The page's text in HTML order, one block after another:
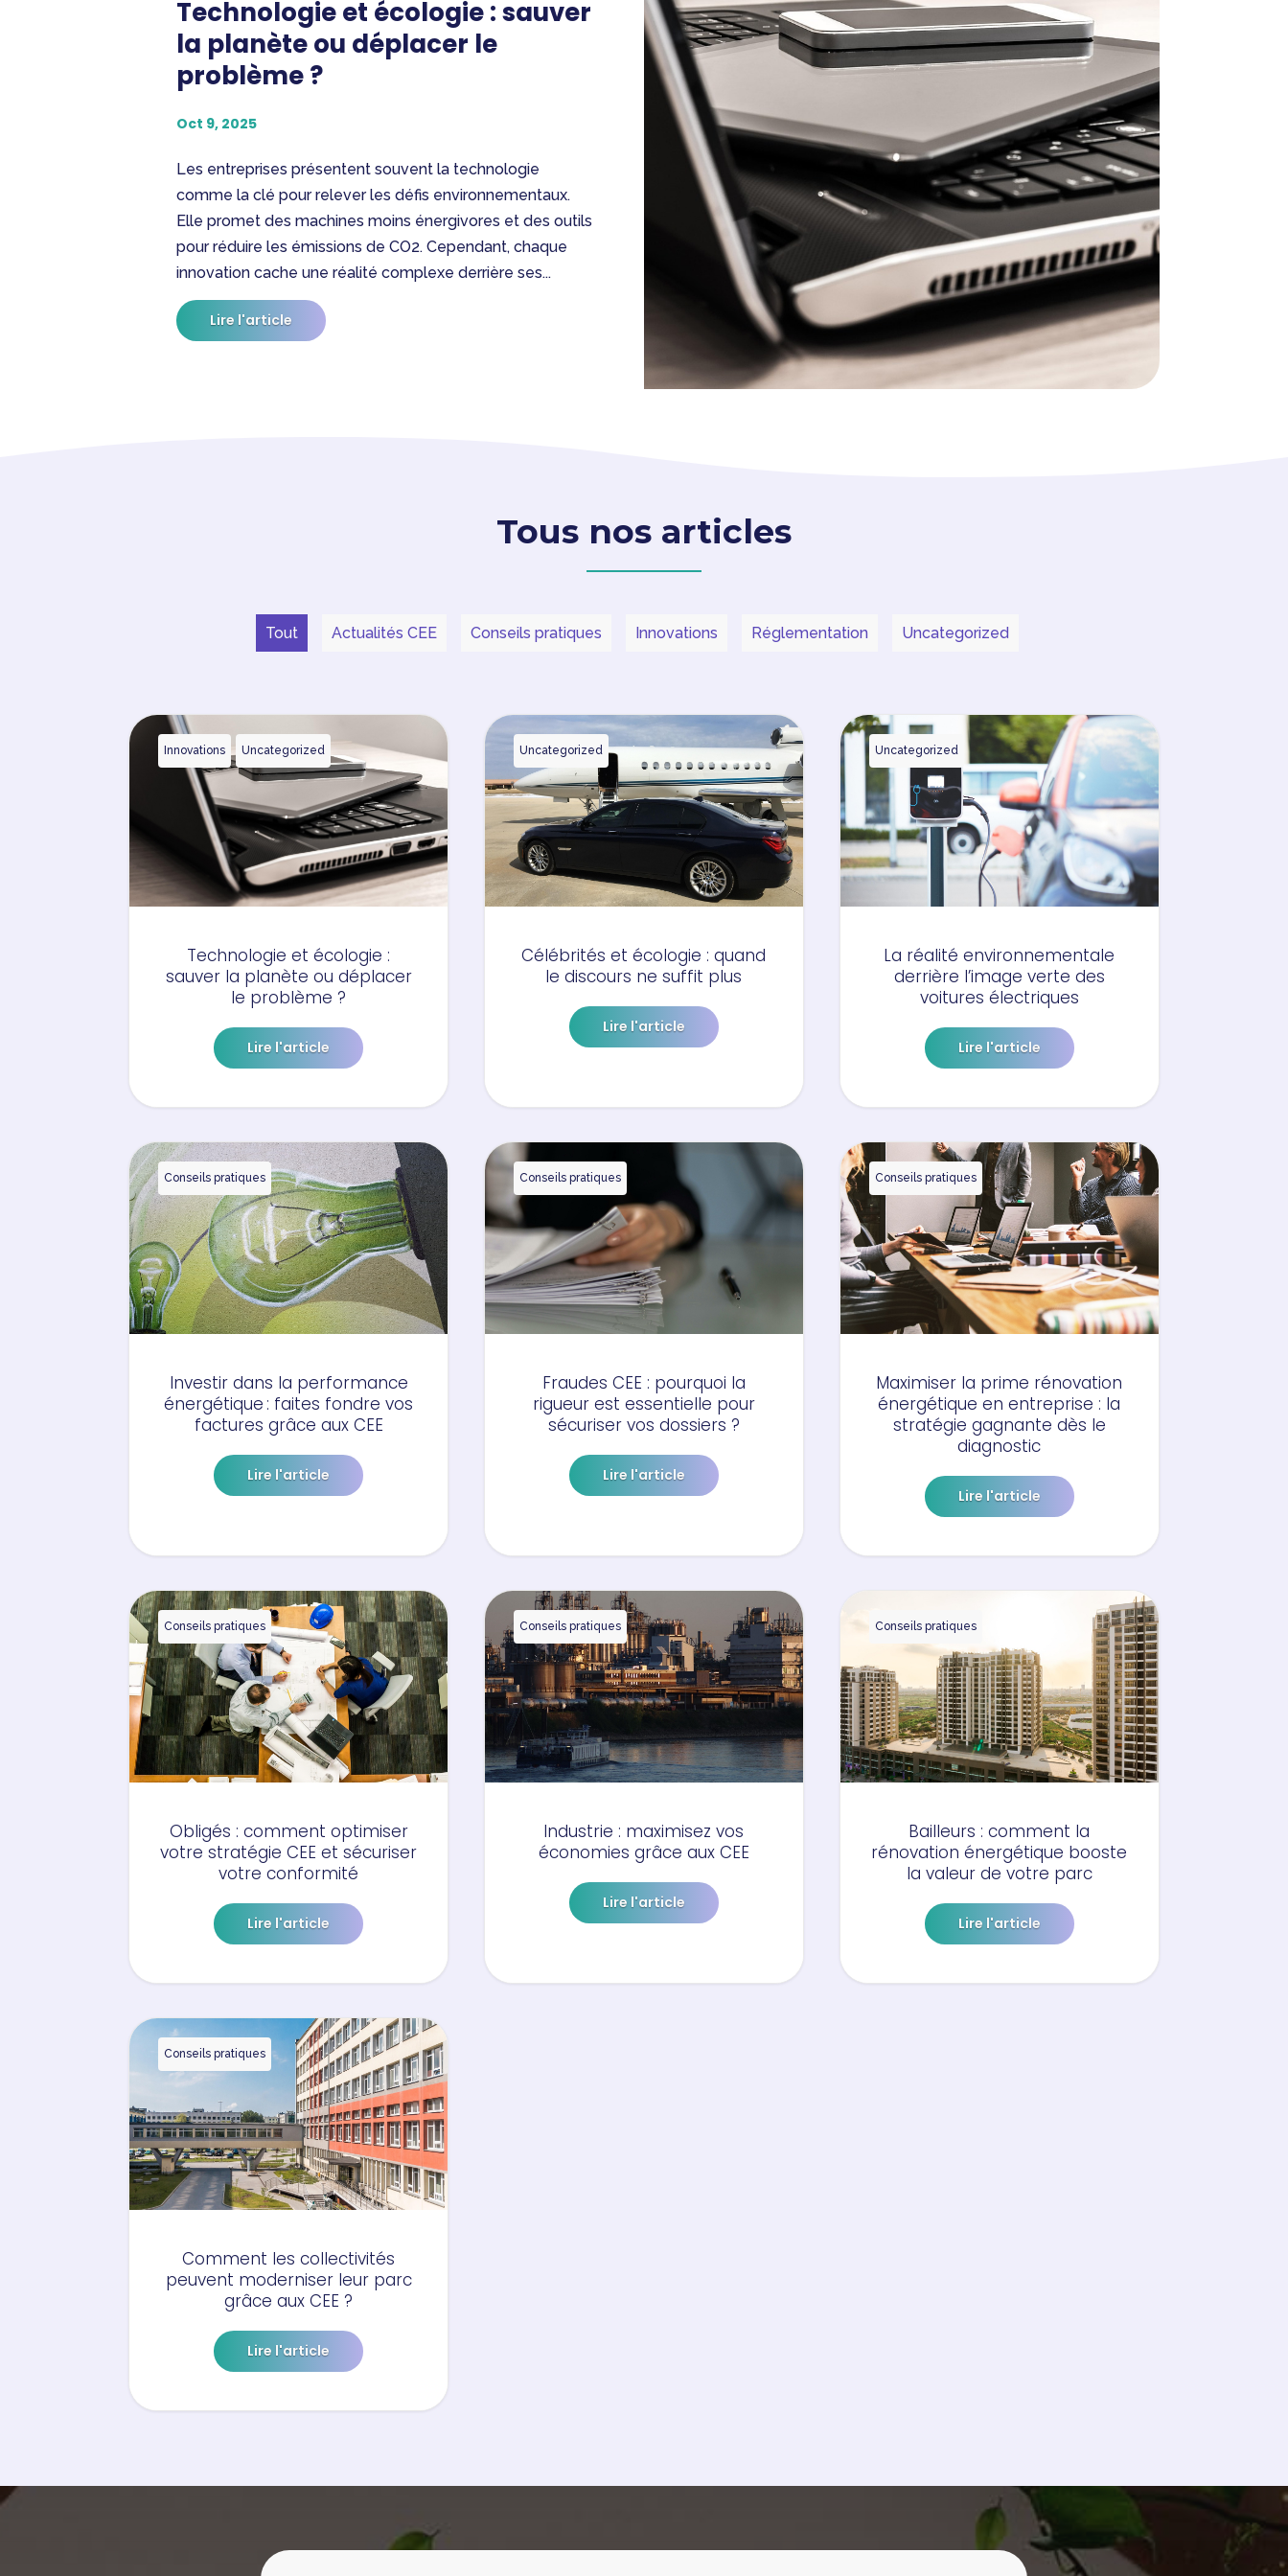
Technologie et écologie : sauver
la planète ou déplacer le
problème ?
Oct 9, 2025
Les entreprises présentent souvent la technologie
comme la clé pour relever les défis environnementaux.
Elle promet des machines moins énergivores et des outils
pour réduire les émissions de CO2. Cependant, chaque
innovation cache une réalité complexe derrière ses...
Lire l'article
Tous nos articles
Tout Actualités CEE Conseils pratiques Innovations Réglementation Uncategorized
Innovations Uncategorized
Technologie et écologie :
sauver la planète ou déplacer
le problème ?
Lire l'article
Uncategorized
Célébrités et écologie : quand
le discours ne suffit plus
Lire l'article
Uncategorized
La réalité environnementale
derrière l’image verte des
voitures électriques
Lire l'article
Conseils pratiques
Investir dans la performance
énergétique : faites fondre vos
factures grâce aux CEE
Lire l'article
Conseils pratiques
Fraudes CEE : pourquoi la
rigueur est essentielle pour
sécuriser vos dossiers ?
Lire l'article
Conseils pratiques
Maximiser la prime rénovation
énergétique en entreprise : la
stratégie gagnante dès le
diagnostic
Lire l'article
Conseils pratiques
Obligés : comment optimiser
votre stratégie CEE et sécuriser
votre conformité
Lire l'article
Conseils pratiques
Industrie : maximisez vos
économies grâce aux CEE
Lire l'article
Conseils pratiques
Bailleurs : comment la
rénovation énergétique booste
la valeur de votre parc
Lire l'article
Conseils pratiques
Comment les collectivités
peuvent moderniser leur parc
grâce aux CEE ?
Lire l'article